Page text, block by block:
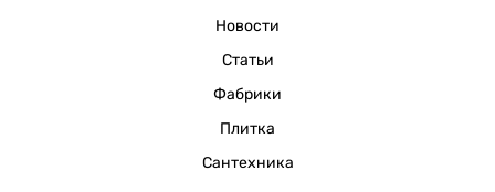
Новости
Статьи
Фабрики
Плитка
Сантехника